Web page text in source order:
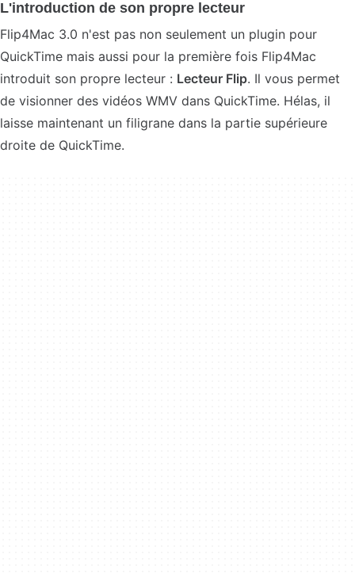
L'introduction de son propre lecteur
Flip4Mac 3.0 n'est pas non seulement un plugin pour
QuickTime mais aussi pour la première fois Flip4Mac
introduit son propre lecteur : Lecteur Flip. Il vous permet
de visionner des vidéos WMV dans QuickTime. Hélas, il
laisse maintenant un filigrane dans la partie supérieure
droite de QuickTime.